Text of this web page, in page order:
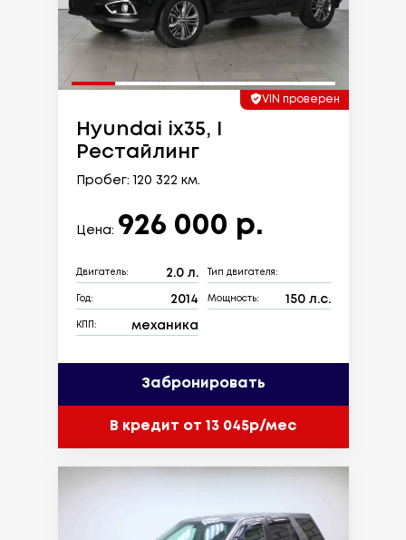
VIN проверен
Hyundai ix35, I
Рестайлинг
Пробег: 120 322 км.
Цена: 926 000 р.
Двигатель: 2.0 л. Тип двигателя:
Год: 2014 Мощность: 150 л.с.
КПП: механика
Забронировать
В кредит от 13 045р/мес